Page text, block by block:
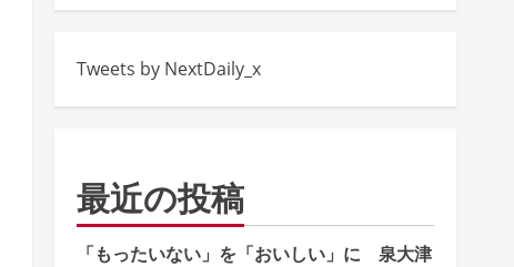
Tweets by NextDaily_x
最近の投稿
「もったいない」を「おいしい」に 泉大津